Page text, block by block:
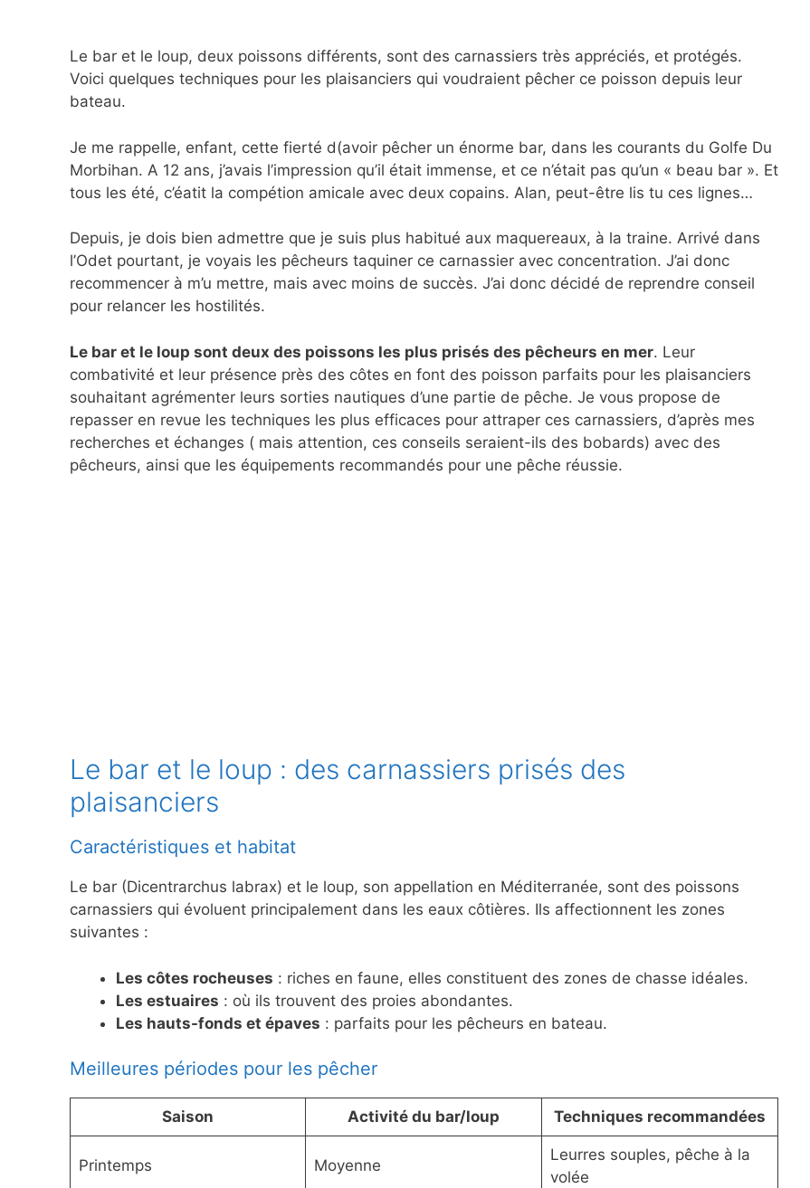
Le bar et le loup, deux poissons différents, sont des carnassiers très appréciés, et protégés.
Voici quelques techniques pour les plaisanciers qui voudraient pêcher ce poisson depuis leur
bateau.
Je me rappelle, enfant, cette fierté d(avoir pêcher un énorme bar, dans les courants du Golfe Du
Morbihan. A 12 ans, j’avais l’impression qu’il était immense, et ce n’était pas qu’un « beau bar ». Et
tous les été, c’éatit la compétion amicale avec deux copains. Alan, peut-être lis tu ces lignes…
Depuis, je dois bien admettre que je suis plus habitué aux maquereaux, à la traine. Arrivé dans
l’Odet pourtant, je voyais les pêcheurs taquiner ce carnassier avec concentration. J’ai donc
recommencer à m’u mettre, mais avec moins de succès. J’ai donc décidé de reprendre conseil
pour relancer les hostilités.
Le bar et le loup sont deux des poissons les plus prisés des pêcheurs en mer. Leur
combativité et leur présence près des côtes en font des poisson parfaits pour les plaisanciers
souhaitant agrémenter leurs sorties nautiques d’une partie de pêche. Je vous propose de
repasser en revue les techniques les plus efficaces pour attraper ces carnassiers, d’après mes
recherches et échanges ( mais attention, ces conseils seraient-ils des bobards) avec des
pêcheurs, ainsi que les équipements recommandés pour une pêche réussie.
Le bar et le loup : des carnassiers prisés des
plaisanciers
Caractéristiques et habitat
Le bar (Dicentrarchus labrax) et le loup, son appellation en Méditerranée, sont des poissons
carnassiers qui évoluent principalement dans les eaux côtières. Ils affectionnent les zones
suivantes :
Les côtes rocheuses : riches en faune, elles constituent des zones de chasse idéales.
Les estuaires : où ils trouvent des proies abondantes.
Les hauts-fonds et épaves : parfaits pour les pêcheurs en bateau.
Meilleures périodes pour les pêcher
Saison Activité du bar/loup Techniques recommandées
Printemps Moyenne
Leurres souples, pêche à la
volée